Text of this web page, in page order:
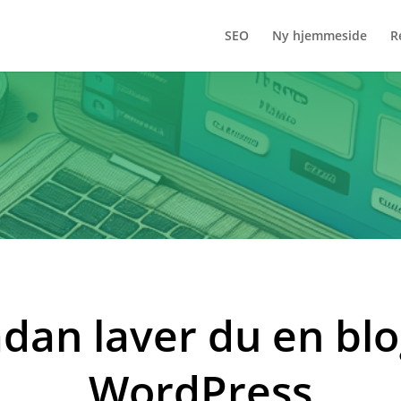
SEO Ny hjemmeside
laver du en